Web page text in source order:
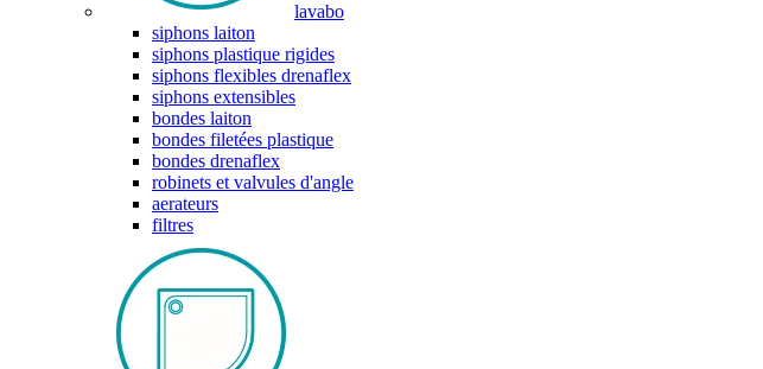
lavabo
siphons laiton
siphons plastique rigides
siphons flexibles drenaflex
siphons extensibles
bondes laiton
bondes filetées plastique
bondes drenaflex
robinets et valvules d'angle
aerateurs
filtres